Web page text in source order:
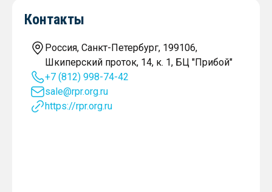
Контакты
Россия, Санкт-Петербург, 199106,
Шкиперский проток, 14, к. 1, БЦ "Прибой"
+7 (812) 998-74-42
sale@rpr.org.ru
https://rpr.org.ru